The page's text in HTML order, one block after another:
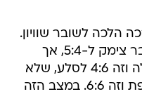
הלכה לשובר שוויון.
סלע עלה ל-0:5, האמריקני כבר צימק ל-5:4, אך
ביצע טעות לא מחויבת אומללה וזה 4:6 לסלע, שלא
הצליח להשיג מיני שבירה נוספת וזה 6:6. במצב הזה